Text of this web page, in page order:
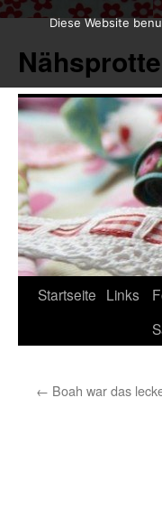
springen
Nähsprotte
Startseite Links
← Boah war das
Diese Website